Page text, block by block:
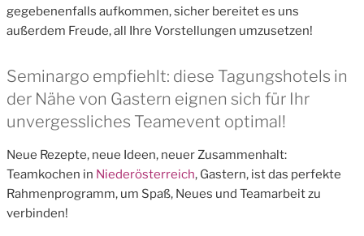
gegebenenfalls aufkommen, sicher bereitet es uns
außerdem Freude, all Ihre Vorstellungen umzusetzen!
Seminargo empfiehlt: diese Tagungshotels in
der Nähe von Gastern eignen sich für Ihr
unvergessliches Teamevent optimal!
Neue Rezepte, neue Ideen, neuer Zusammenhalt:
Teamkochen in Niederösterreich, Gastern, ist das perfekte
Rahmenprogramm, um Spaß, Neues und Teamarbeit zu
verbinden!